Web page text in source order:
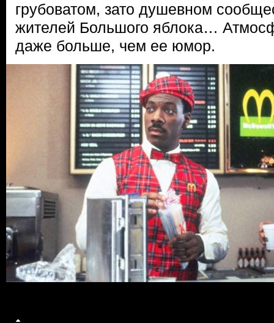
грубоватом, зато душевном
жителей Большого яблока…
даже больше, чем ее юмор.